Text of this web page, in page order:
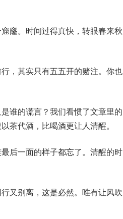
窿。时间过得真快，转眼春来秋
，其实只有五五开的赌注。你也
谁的谎言？我们看惯了文章里的
茶代酒，比喝酒更让人清醒。
后一面的样子都忘了。清醒的时
又别离，这是必然。唯有让风吹